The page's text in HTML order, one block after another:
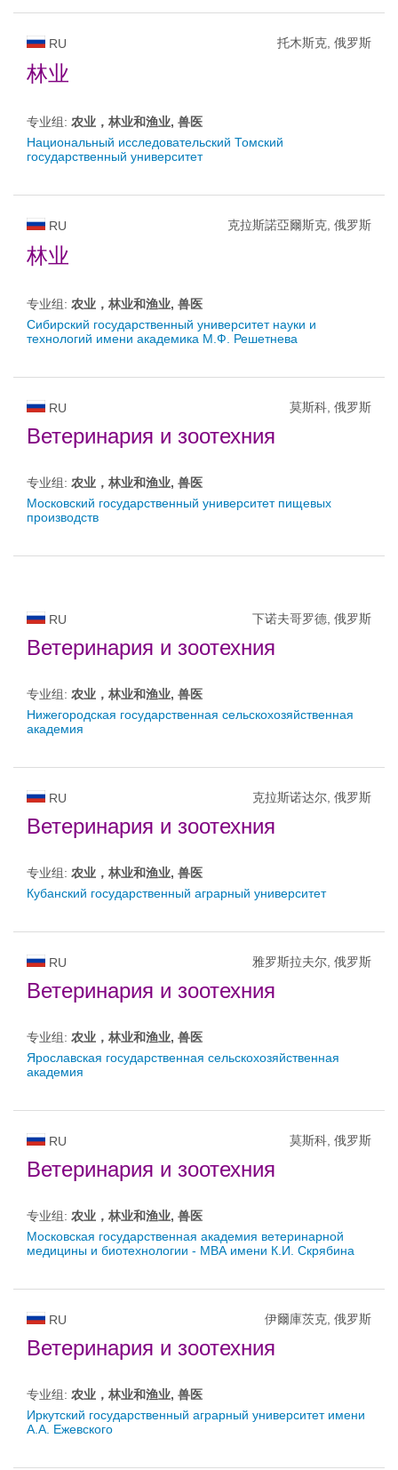
RU 托木斯克, 俄罗斯
林业
专业组: 农业，林业和渔业, 兽医
Национальный исследовательский Томский
государственный университет
RU 克拉斯諾亞爾斯克, 俄罗斯
林业
专业组: 农业，林业和渔业, 兽医
Сибирский государственный университет науки и
технологий имени академика М.Ф. Решетнева
RU 莫斯科, 俄罗斯
Ветеринария и зоотехния
专业组: 农业，林业和渔业, 兽医
Московский государственный университет пищевых
производств
RU 下诺夫哥罗德, 俄罗斯
Ветеринария и зоотехния
专业组: 农业，林业和渔业, 兽医
Нижегородская государственная сельскохозяйственная
академия
RU 克拉斯诺达尔, 俄罗斯
Ветеринария и зоотехния
专业组: 农业，林业和渔业, 兽医
Кубанский государственный аграрный университет
RU 雅罗斯拉夫尔, 俄罗斯
Ветеринария и зоотехния
专业组: 农业，林业和渔业, 兽医
Ярославская государственная сельскохозяйственная
академия
RU 莫斯科, 俄罗斯
Ветеринария и зоотехния
专业组: 农业，林业和渔业, 兽医
Московская государственная академия ветеринарной
медицины и биотехнологии - МВА имени К.И. Скрябина
RU 伊爾庫茨克, 俄罗斯
Ветеринария и зоотехния
专业组: 农业，林业和渔业, 兽医
Иркутский государственный аграрный университет имени
А.А. Ежевского